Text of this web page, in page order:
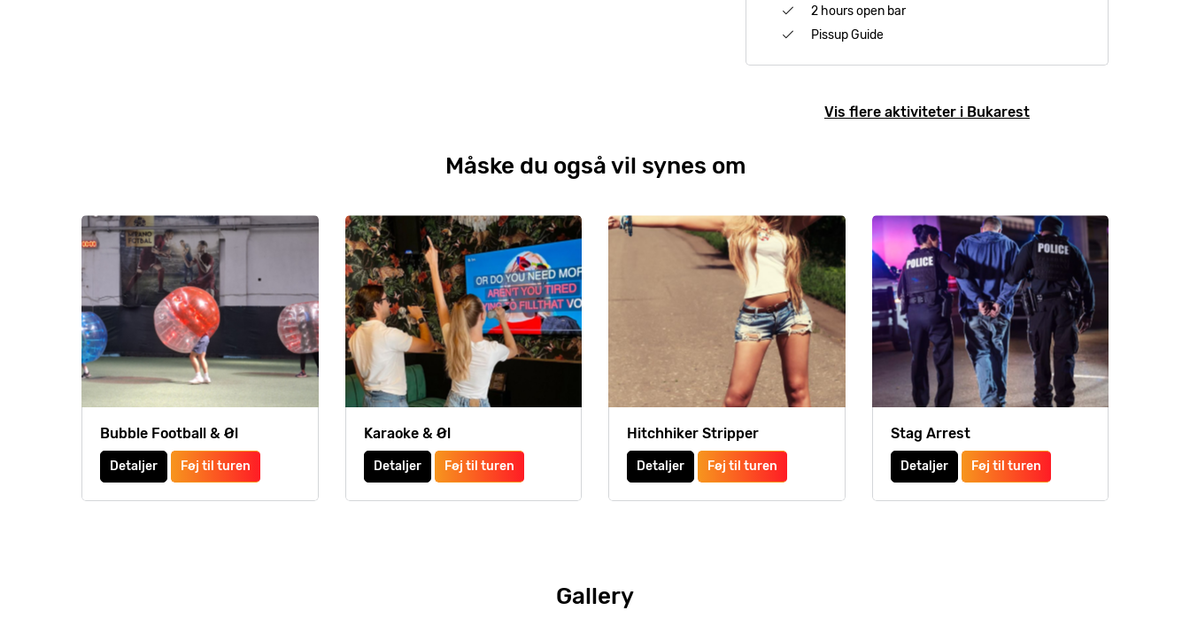
2 hours open bar
Pissup Guide
Vis flere aktiviteter i Bukarest
Måske du også vil synes om
Bubble Football & Øl
Detaljer Føj til turen
Karaoke & Øl
Detaljer Føj til turen
Hitchhiker Stripper
Detaljer Føj til turen
Stag Arrest
Detaljer Føj til turen
Gallery